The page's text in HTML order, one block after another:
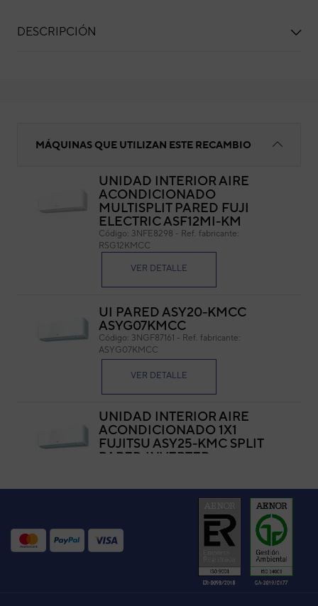
DESCRIPCIÓN
MÁQUINAS QUE UTILIZAN ESTE RECAMBIO
UNIDAD INTERIOR AIRE
ACONDICIONADO
MULTISPLIT PARED FUJI
ELECTRIC ASF12MI-KM
Código: 3NFE8298 - Ref. fabricante:
RSG12KMCC
VER DETALLE
UI PARED ASY20-KMCC
ASYG07KMCC
Código: 3NGF87161 - Ref. fabricante:
ASYG07KMCC
VER DETALLE
UNIDAD INTERIOR AIRE
ACONDICIONADO 1X1
FUJITSU ASY25-KMC SPLIT
PARED INVERTER
UNIDAD INTERIOR AIRE
ACONDICIONADO
MULTISPLIT PARED GENERAL